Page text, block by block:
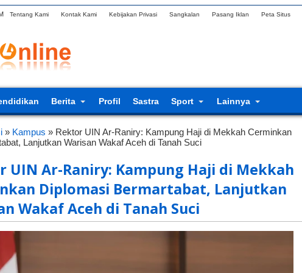
Tentang Kami Kontak Kami Kebijakan Privasi Sangkalan Pasang Iklan Peta Situs
Berita Profil Sastra Sport Lainnya
» Kampus » Rektor UIN Ar-Raniry: Kampung Haji di Mekkah Cerminkan
Lanjutkan Warisan Wakaf Aceh di Tanah Suci
UIN Ar-Raniry: Kampung Haji di Mekkah
Diplomasi Bermartabat, Lanjutkan
Wakaf Aceh di Tanah Suci